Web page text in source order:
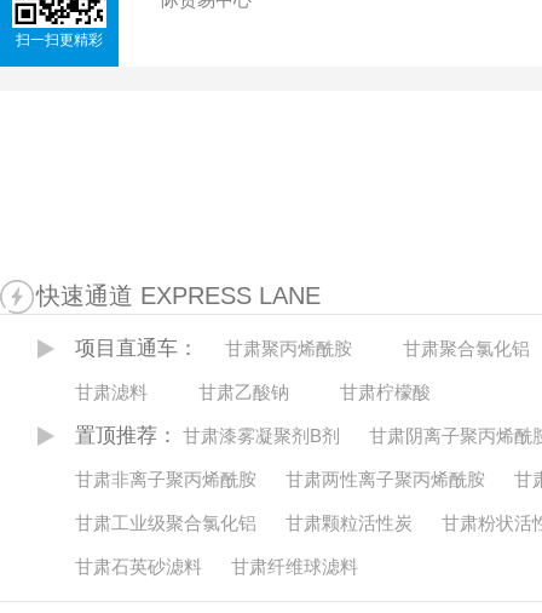
扫一扫更精彩
快速通道 EXPRESS LANE
项目直通车： 甘肃聚丙烯酰胺 甘肃聚合氯化铝
甘肃滤料 甘肃乙酸钠 甘肃柠檬酸
置顶推荐： 甘肃漆雾凝聚剂B剂 甘肃阴离子聚丙烯酰
甘肃非离子聚丙烯酰胺 甘肃两性离子聚丙烯酰胺 甘
甘肃工业级聚合氯化铝 甘肃颗粒活性炭 甘肃粉状活
甘肃石英砂滤料 甘肃纤维球滤料